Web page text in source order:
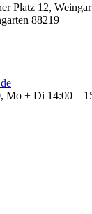
Platz 12,
88219
Mo + Di 14:00 –